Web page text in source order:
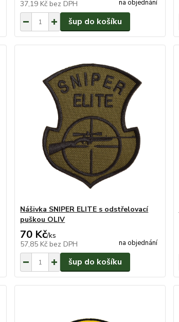
37,19 Kč bez DPH na objednání
šup do košíku
Nášivka SNIPER ELITE s odstřelovací
puškou OLIV
70 Kč/ks
57,85 Kč bez DPH na objednání
šup do košíku